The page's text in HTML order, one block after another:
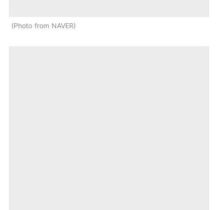
Photo from NAVER